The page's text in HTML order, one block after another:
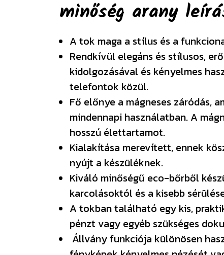
minőség arany
A tok maga a stílus és a
Rendkívül elegáns és stílusos,
kidolgozásával és kényelmes
telefontok közül.
Fő előnye a mágneses záródás,
mindennapi használatban. A
hosszú élettartamot.
Kialakítása merevített, ennek
nyújt a készüléknek.
Kiváló minőségű eco-bőrből
karcolásoktól és a kisebb
A tokban található egy kis,
pénzt vagy egyéb szükséges
Állvány funkciója különösen